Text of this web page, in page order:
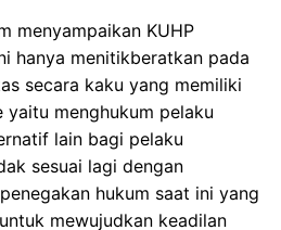
menyampaikan KUHP
hanya menitikberatkan pada
secara kaku yang memiliki
yaitu menghukum pelaku
lain bagi pelaku
sesuai lagi dengan
hukum saat ini yang
mewujudkan keadilan